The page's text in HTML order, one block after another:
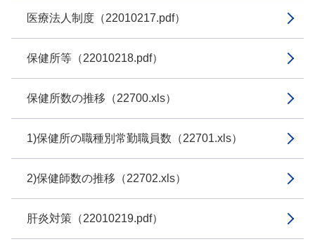
医療法人制度（22010217.pdf）
保健所等（22010218.pdf）
保健所数の推移（22700.xls）
1)保健所の職種別常勤職員数（22701.xls）
2)保健師数の推移（22702.xls）
肝炎対策（22010219.pdf）